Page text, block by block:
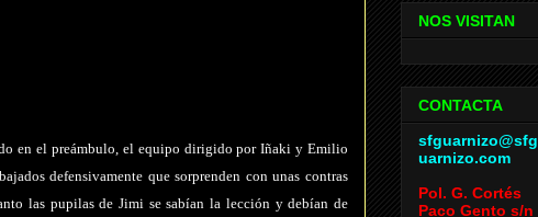
en el preámbulo, el equipo dirigido por Iñaki y Emilio
defensivamente que sorprenden con unas contras
las pupilas de Jimi se sabían la lección y debían de
NOS VISITAN
CONTACTA
sfguarnizo@sfg
uarnizo.com
Pol. G. Cortés
Paco Gento s/n